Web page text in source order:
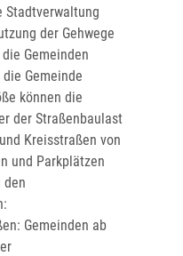
Stadtverwaltung
der Gehwege
Gemeinden
Gemeinde
können die
der Straßenbaulast
Kreisstraßen von
und Parkplätzen
den
Gemeinden ab